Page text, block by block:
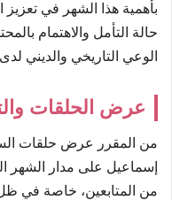
بأهمية هذا الشهر في تعزيز
حالة التأمل والاهتمام
الوعي التاريخي والديني
عرض الحلقات
من المقرر عرض حلقات
إسماعيل على مدار الشهر
من المتابعين، خاصة في ظل